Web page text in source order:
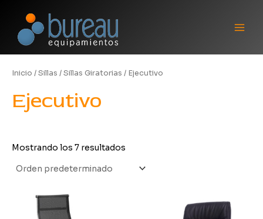
contenido
Inicio /Sillas /Sillas Giratorias / Ejecutivo
Ejecutivo
Mostrando los 7 resultados